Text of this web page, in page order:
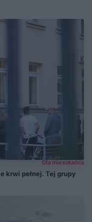
Dla mieszkańca
krwi pełnej. Tej grupy